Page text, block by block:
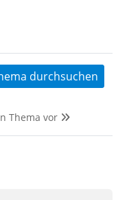
durchsuchen
Thema vor